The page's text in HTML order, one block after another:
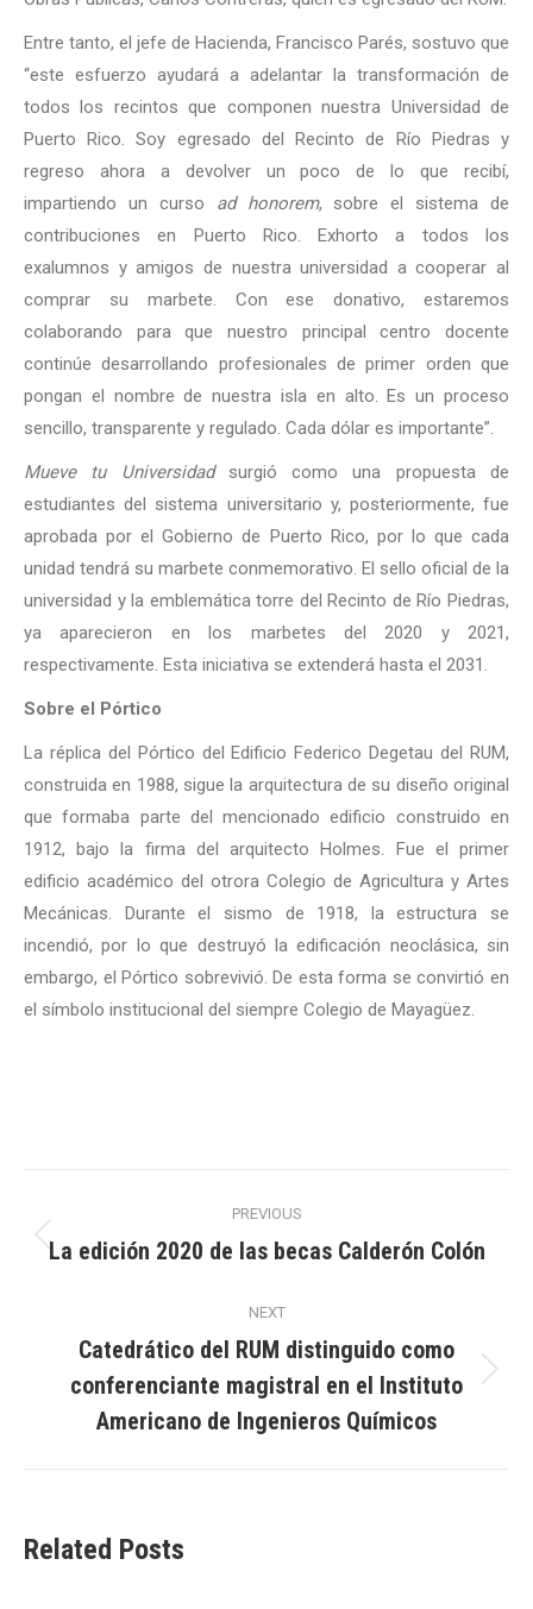
Entre tanto, el jefe de Hacienda, Francisco Parés, sostuvo que
“este esfuerzo ayudará a adelantar la transformación de
todos los recintos que componen nuestra Universidad de
Puerto Rico. Soy egresado del Recinto de Río Piedras y
regreso ahora a devolver un poco de lo que recibí,
impartiendo un curso ad honorem, sobre el sistema de
contribuciones en Puerto Rico. Exhorto a todos los
exalumnos y amigos de nuestra universidad a cooperar al
comprar su marbete. Con ese donativo, estaremos
colaborando para que nuestro principal centro docente
continúe desarrollando profesionales de primer orden que
pongan el nombre de nuestra isla en alto. Es un proceso
sencillo, transparente y regulado. Cada dólar es importante”.
Mueve tu Universidadsurgió como una propuesta de
estudiantes del sistema universitario y, posteriormente, fue
aprobada por el Gobierno de Puerto Rico, por lo que cada
unidad tendrá su marbete conmemorativo. El sello oficial de la
universidad y la emblemática torre del Recinto de Río Piedras,
ya aparecieron en los marbetes del 2020 y 2021,
respectivamente. Esta iniciativa se extenderá hasta el 2031.
Sobre el Pórtico
La réplica del Pórtico del Edificio Federico Degetau del RUM,
construida en 1988, sigue la arquitectura de su diseño original
que formaba parte del mencionado edificio construido en
1912, bajo la firma del arquitecto Holmes. Fue el primer
edificio académico del otrora Colegio de Agricultura y Artes
Mecánicas. Durante el sismo de 1918, la estructura se
incendió, por lo que destruyó la edificación neoclásica, sin
embargo, el Pórtico sobrevivió. De esta forma se convirtió en
el símbolo institucional del siempre Colegio de Mayagüez.
navigation
PREVIOUS
Previous
La edición 2020 de las becas Calderón Colón
NEXT
Next
post:
Catedrático del RUM distinguido como
conferenciante magistral en el Instituto
Americano de Ingenieros Químicos
Related Posts